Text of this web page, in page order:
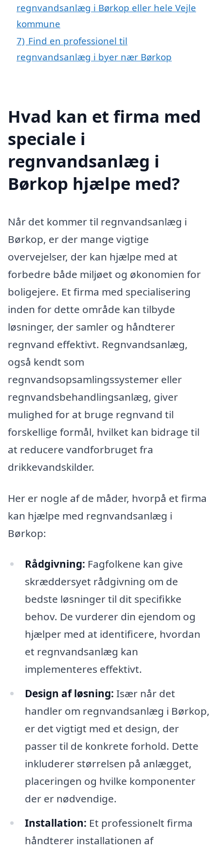
regnvandsanlæg i Børkop eller hele Vejle
kommune
7) Find en professionel til
regnvandsanlæg i byer nær Børkop
Hvad kan et firma med
speciale i
regnvandsanlæg i
Børkop hjælpe med?
Når det kommer til regnvandsanlæg i
Børkop, er der mange vigtige
overvejelser, der kan hjælpe med at
forbedre både miljøet og økonomien for
boligejere. Et firma med specialisering
inden for dette område kan tilbyde
løsninger, der samler og håndterer
regnvand effektivt. Regnvandsanlæg,
også kendt som
regnvandsopsamlingssystemer eller
regnvandsbehandlingsanlæg, giver
mulighed for at bruge regnvand til
forskellige formål, hvilket kan bidrage til
at reducere vandforbruget fra
drikkevandskilder.
Her er nogle af de måder, hvorpå et firma
kan hjælpe med regnvandsanlæg i
Børkop:
Rådgivning: Fagfolkene kan give
skræddersyet rådgivning om de
bedste løsninger til dit specifikke
behov. De vurderer din ejendom og
hjælper med at identificere, hvordan
et regnvandsanlæg kan
implementeres effektivt.
Design af løsning: Især når det
handler om regnvandsanlæg i Børkop,
er det vigtigt med et design, der
passer til de konkrete forhold. Dette
inkluderer størrelsen på anlægget,
placeringen og hvilke komponenter
der er nødvendige.
Installation: Et professionelt firma
håndterer installationen af